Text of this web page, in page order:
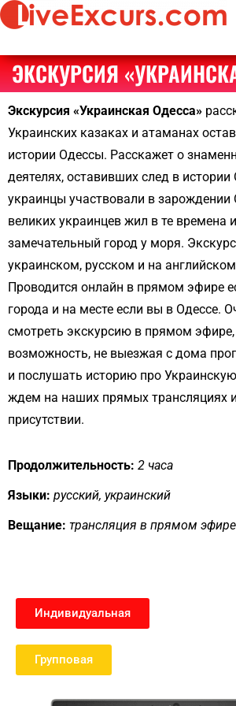
ЭКСКУРСИЯ
Экскурсия «Украинская Одесса»
Украинских казаках и атаманах
истории Одессы. Расскажет о
деятелях, оставивших след в
украинцы участвовали в зарождении
великих украинцев жил в те времена
замечательный город у моря.
украинском, русском и на
Проводится онлайн в прямом эфире
города и на месте если вы в Одессе.
смотреть экскурсию в прямом эфире,
возможность, не выезжая с дома
и послушать историю про
ждем на наших прямых трансляциях
присутствии.
Продолжительность: 2 часа
Языки: русский, украинский
Вещание: трансляция в прямом эфире
Индивидуальная
Групповая